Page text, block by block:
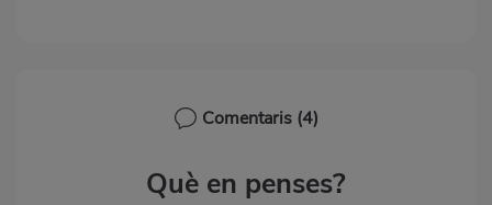
Comentaris (4)
Què en penses?